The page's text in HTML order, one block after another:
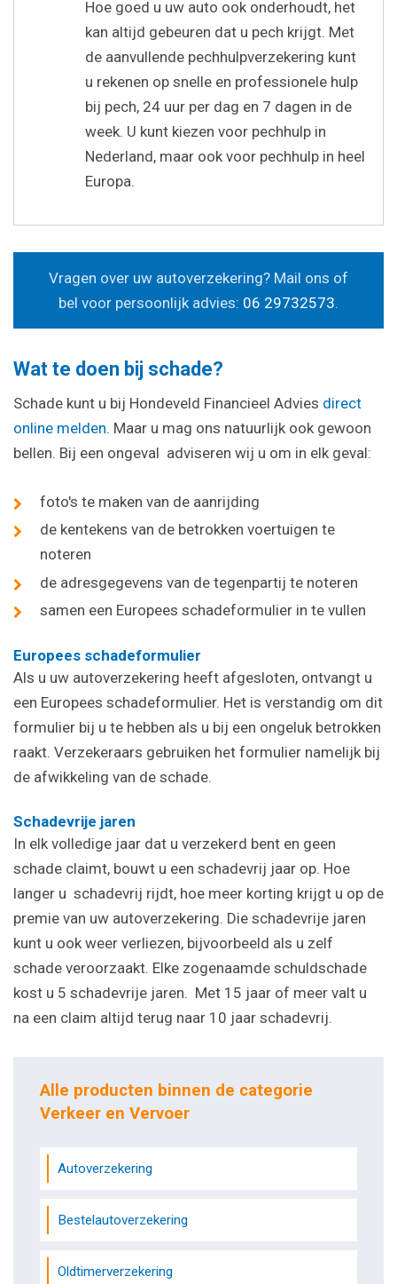
Hoe goed u uw auto ook onderhoudt, het
kan altijd gebeuren dat u pech krijgt. Met
de aanvullende pechhulpverzekering kunt
u rekenen op snelle en professionele hulp
bij pech, 24 uur per dag en 7 dagen in de
week. U kunt kiezen voor pechhulp in
Nederland, maar ook voor pechhulp in heel
Europa.
Vragen over uw autoverzekering? Mail ons of
bel voor persoonlijk advies: 06 29732573.
Wat te doen bij schade?
Schade kunt u bij Hondeveld Financieel Advies direct
online melden. Maar u mag ons natuurlijk ook gewoon
bellen. Bij een ongeval adviseren wij u om in elk geval:
foto's te maken van de aanrijding
de kentekens van de betrokken voertuigen te
noteren
de adresgegevens van de tegenpartij te noteren
samen een Europees schadeformulier in te vullen
Europees schadeformulier
Als u uw autoverzekering heeft afgesloten, ontvangt u
een Europees schadeformulier. Het is verstandig om dit
formulier bij u te hebben als u bij een ongeluk betrokken
raakt. Verzekeraars gebruiken het formulier namelijk bij
de afwikkeling van de schade.
Schadevrije jaren
In elk volledige jaar dat u verzekerd bent en geen
schade claimt, bouwt u een schadevrij jaar op. Hoe
langer u schadevrij rijdt, hoe meer korting krijgt u op de
premie van uw autoverzekering. Die schadevrije jaren
kunt u ook weer verliezen, bijvoorbeeld als u zelf
schade veroorzaakt. Elke zogenaamde schuldschade
kost u 5 schadevrije jaren. Met 15 jaar of meer valt u
na een claim altijd terug naar 10 jaar schadevrij.
Alle producten binnen de categorie
Verkeer en Vervoer
Autoverzekering
Bestelautoverzekering
Oldtimerverzekering